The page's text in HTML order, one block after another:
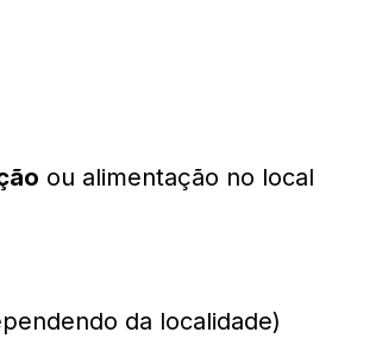
ou alimentação no local
da localidade)